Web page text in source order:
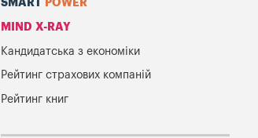
SMART POWER
MIND X-RAY
Кандидатська з економіки
Рейтинг страхових компаній
Рейтинг книг